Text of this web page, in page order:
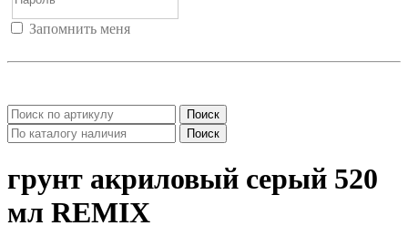
Запомнить меня
Поиск
Поиск
грунт акриловый серый 520
мл REMIX